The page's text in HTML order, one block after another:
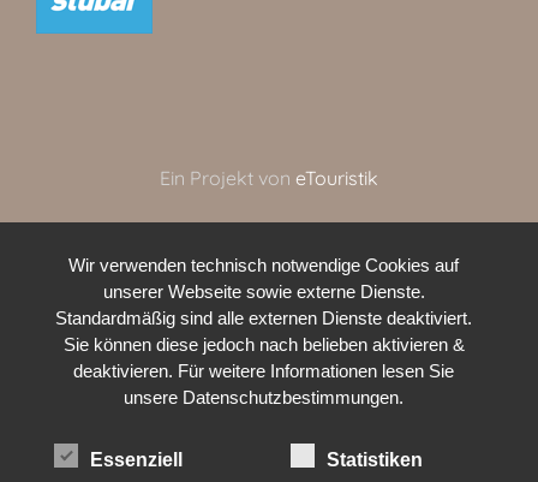
Ein Projekt von eTouristik
Wir verwenden technisch notwendige Cookies auf
unserer Webseite sowie externe Dienste.
Standardmäßig sind alle externen Dienste deaktiviert.
Sie können diese jedoch nach belieben aktivieren &
deaktivieren. Für weitere Informationen lesen Sie
unsere Datenschutzbestimmungen.
Essenziell Statistiken